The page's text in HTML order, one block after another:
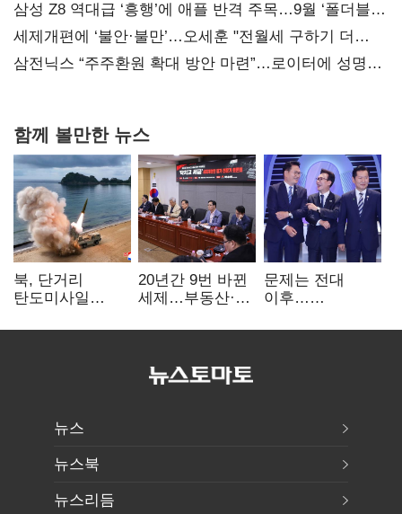
지지도 '50% 아래로'(종합)
삼성 Z8 역대급 ‘흥행’에 애플 반격 주목…9월 ‘폴더블
대전’
세제개편에 ‘불안·불만’…오세훈 "전월세 구하기 더
힘들어질 것"
삼전닉스 “주주환원 확대 방안 마련”…로이터에 성명
함께 볼만한 뉴스
북, 단거리
탄도미사일
"즉각 중단 촉구"
20년간 9번 바뀐
세제…부동산·
건드렸다
문제는 전대
이후…
뒤집힐 땐
뉴스
뉴스북
뉴스리듬